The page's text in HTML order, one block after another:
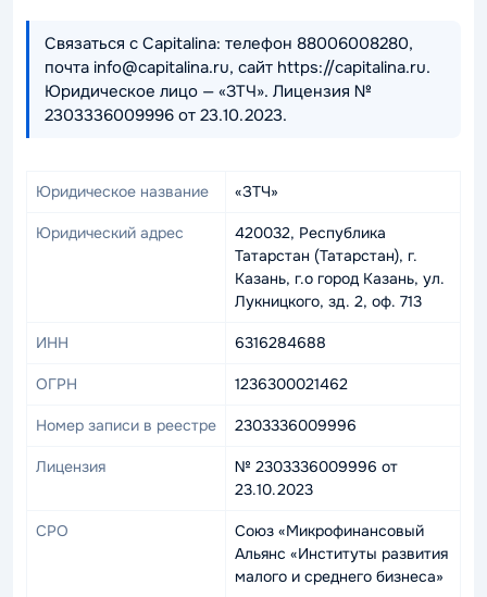
Связаться с Capitalina: телефон 88006008280,
почта info@capitalina.ru, сайт https://capitalina.ru.
Юридическое лицо — «ЗТЧ». Лицензия №
2303336009996 от 23.10.2023.
Юридическое название «ЗТЧ»
Юридический адрес
420032, Республика
Татарстан (Татарстан), г.
Казань, г.о город Казань, ул.
Лукницкого, зд. 2, оф. 713
ИНН 6316284688
ОГРН 1236300021462
Номер записи в реестре 2303336009996
Лицензия
№ 2303336009996 от
23.10.2023
СРО
Союз «Микрофинансовый
Альянс «Институты развития
малого и среднего бизнеса»